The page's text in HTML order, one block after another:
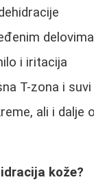
i iritacija
T-zona i
ali i dalje
kože?